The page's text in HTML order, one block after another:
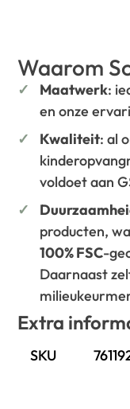
Waarom
Maatwerk:
en onze
Kwaliteit: al
voldoet aan
producten,
100% FSC-
Daarnaast
Extra
SKU